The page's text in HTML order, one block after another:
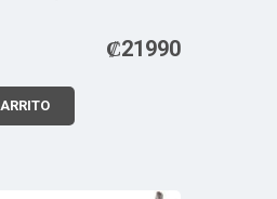
₡21990